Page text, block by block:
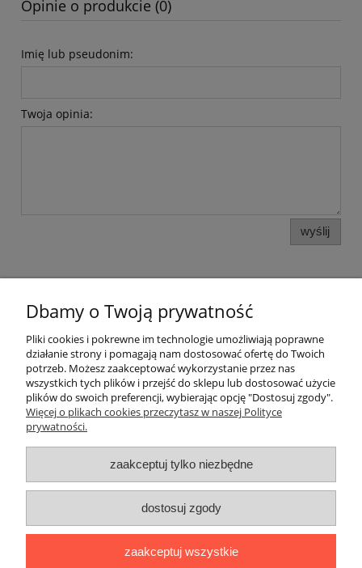
Opinie o produkcie (0)
Imię lub pseudonim:
Twoja opinia:
wyślij
Moje konto
Płatności i dostawa
Informacje
O nas
Kontakt telefoniczny (od poniedziałku do piątku, w godzinach 8:00-
Dbamy o Twoją prywatność
Pliki cookies i pokrewne im technologie umożliwiają poprawne
działanie strony i pomagają nam dostosować ofertę do Twoich
potrzeb. Możesz zaakceptować wykorzystanie przez nas
wszystkich tych plików i przejść do sklepu lub dostosować użycie
plików do swoich preferencji, wybierając opcję "Dostosuj zgody".
Więcej o plikach cookies przeczytasz w naszej Polityce
prywatności.
zaakceptuj tylko niezbędne
dostosuj zgody
zaakceptuj wszystkie